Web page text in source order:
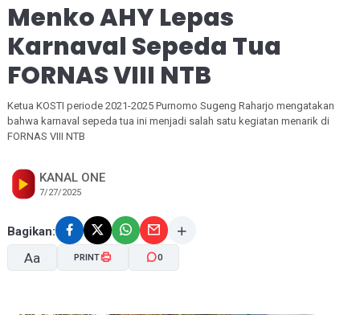
Menko AHY Lepas
Karnaval Sepeda Tua
FORNAS VIII NTB
Ketua KOSTI periode 2021-2025 Purnomo Sugeng Raharjo mengatakan
bahwa karnaval sepeda tua ini menjadi salah satu kegiatan menarik di
FORNAS VIII NTB
KANAL ONE
7/27/2025
Bagikan:
Aa PRINT 0